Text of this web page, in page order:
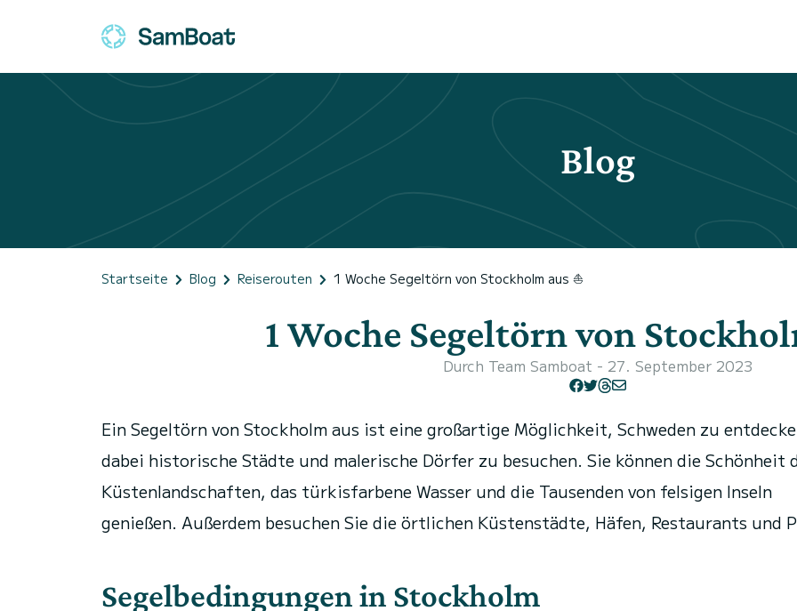
Blog
Startseite Blog Reiserouten 1 Woche Segeltörn von Stockholm aus ⛵
1 Woche Segeltörn von
Durch Team Samboat - 27. September 2023
Ein Segeltörn von Stockholm aus ist eine großartige Möglichkeit, Schweden zu
dabei historische Städte und malerische Dörfer zu besuchen. Sie können die Schönheit
Küstenlandschaften, das türkisfarbene Wasser und die Tausenden von felsigen Inseln
genießen. Außerdem besuchen Sie die örtlichen Küstenstädte, Häfen, Restaurants und
Segelbedingungen in Stockholm